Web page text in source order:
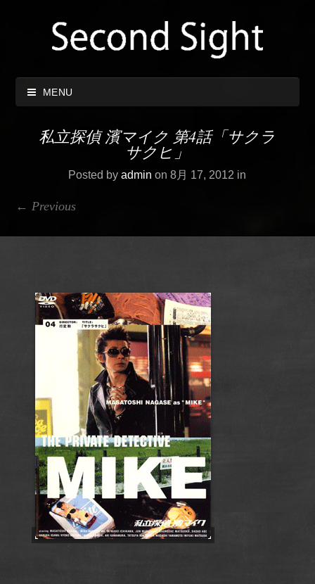
MENU
私立探偵 濱マイク 第4話「サクラ
サクヒ」
Posted byadmin on 8月 17, 2012 in
← Previous